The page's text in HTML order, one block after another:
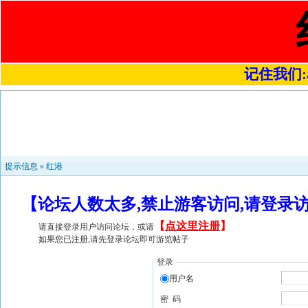
记住我们
提示信息 » 红港
【论坛人数太多,禁止游客访问,请登
请直接登录用户访问论坛，或请 【 点这里注册】
如果您已注册,请先登录论坛即可游览帖子
登录
用户名
密 码